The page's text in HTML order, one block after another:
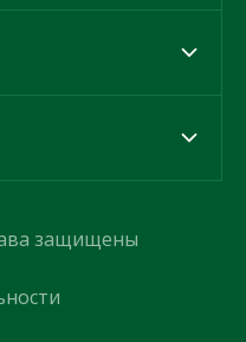
защищены